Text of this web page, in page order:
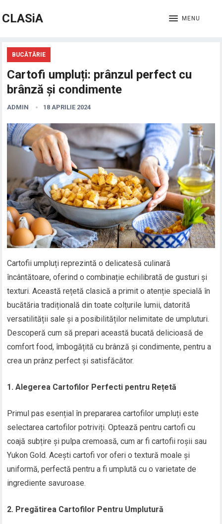
CLASiA MENU
BUCĂTĂRIE
Cartofi umpluți: prânzul perfect cu
brânză și condimente
ADMIN 18 APRILIE 2024
Cartofii umpluți reprezintă o delicatesă culinară
încântătoare, oferind o combinație echilibrată de gusturi și
texturi. Această rețetă clasică a primit o atenție specială în
bucătăria tradițională din toate colțurile lumii, datorită
versatilității sale și a posibilităților nelimitate de umpluturi.
Descoperă cum să prepari această bucată delicioasă de
comfort food, îmbogățită cu brânză și condimente, pentru a
crea un prânz perfect și satisfăcător.
1. Alegerea Cartofilor Perfecti pentru Rețetă
Primul pas esențial în prepararea cartofilor umpluți este
selectarea cartofilor potriviți. Optează pentru cartofi cu
coajă subțire și pulpa cremoasă, cum ar fi cartofii roșii sau
Yukon Gold. Acești cartofi vor oferi o textură moale și
uniformă, perfectă pentru a fi umplută cu o varietate de
ingrediente savuroase.
2. Pregătirea Cartofilor Pentru Umplutură